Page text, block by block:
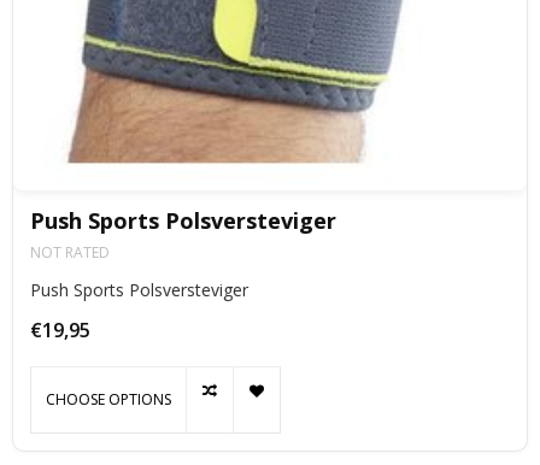
Push Sports Polsversteviger
NOT RATED
Push Sports Polsversteviger
€19,95
CHOOSE OPTIONS